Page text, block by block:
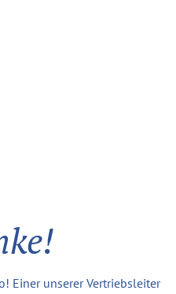
Einer unserer Vertriebsleiter